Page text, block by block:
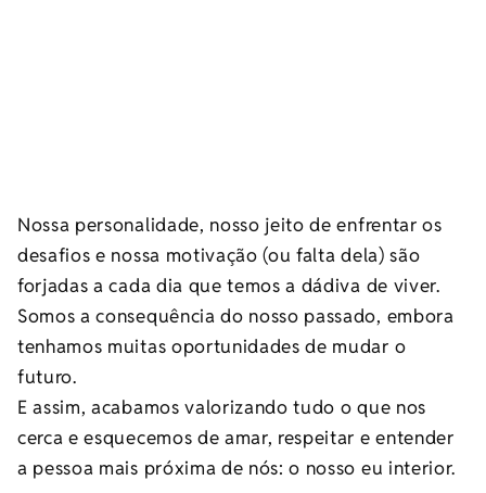
Nossa personalidade, nosso jeito de enfrentar os
desafios e nossa motivação (ou falta dela) são
forjadas a cada dia que temos a dádiva de viver.
Somos a consequência do nosso passado, embora
tenhamos muitas oportunidades de mudar o
futuro.
E assim, acabamos valorizando tudo o que nos
cerca e esquecemos de amar, respeitar e entender
a pessoa mais próxima de nós: o nosso eu interior.